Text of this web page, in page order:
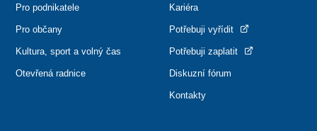
Pro podnikatele
Pro občany
Kultura, sport a volný čas
Otevřená radnice
Kariéra
Potřebuji vyřídit
Potřebuji zaplatit
Diskuzní fórum
Kontakty